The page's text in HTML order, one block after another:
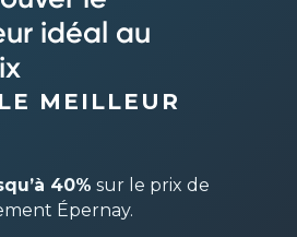
idéal au
MEILLEUR
40% sur le prix de
Épernay.